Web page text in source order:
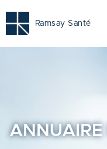
Ramsay Santé
ANNUAIRE